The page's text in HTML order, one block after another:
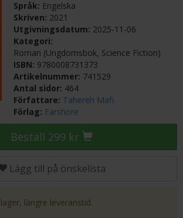
Språk: Engelska
Skriven: 2021
Utgivningsdatum: 2025-11-06
Kategori:
Roman (Ungdomsbok, Science Fiction)
ISBN: 9780008731373
Artikelnummer: 741529
Antal sidor: 464
Författare: Tahereh Mafi
Förlag: Farshore
Beställ 299 kr
Lägg till på önskelista
längre leveranstid.